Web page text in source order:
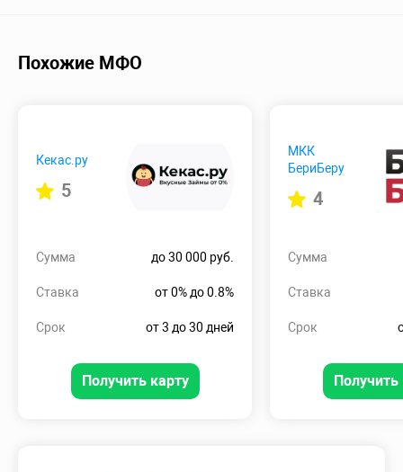
Похожие МФО
Кекас.ру
5
Сумма до 30 000 руб.
Ставка от 0% до 0.8%
Срок от 3 до 30 дней
Получить карту
МКК
БериБеру
4
Сумма
Ставка
Срок
Получить